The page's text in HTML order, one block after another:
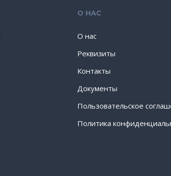
О НАС
О нас
Реквизиты
Контакты
Документы
Пользовательское
Политика